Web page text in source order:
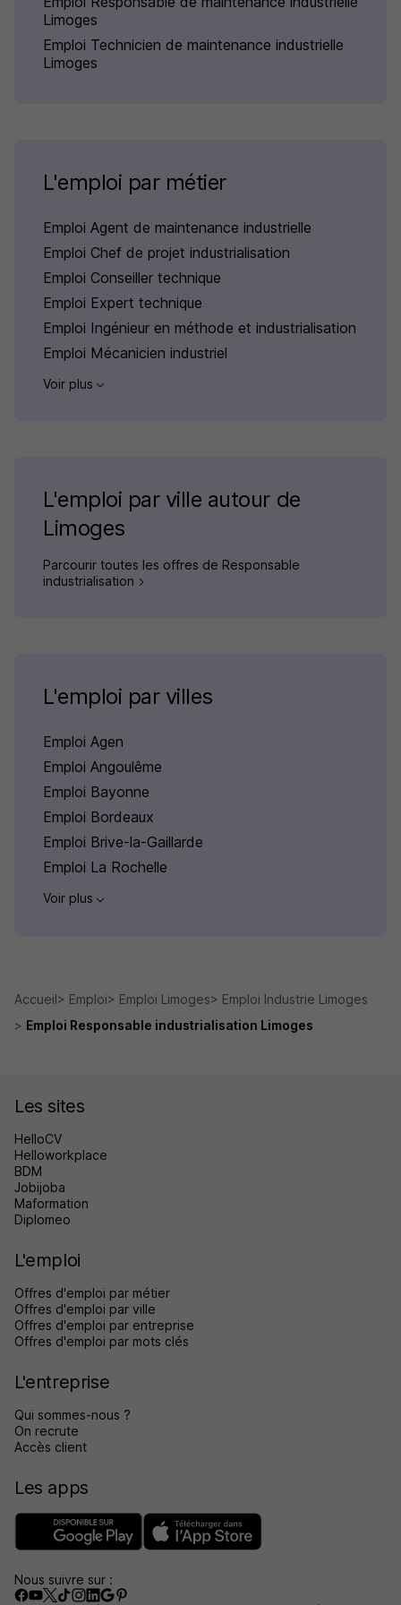
Limoges
Emploi Technicien de maintenance industrielle
Limoges
L'emploi par métier
Emploi Agent de maintenance industrielle
Emploi Chef de projet industrialisation
Emploi Conseiller technique
Emploi Expert technique
Emploi Ingénieur en méthode et industrialisation
Emploi Mécanicien industriel
Voir plus
L'emploi par ville autour de
Limoges
Parcourir toutes les offres de Responsable
industrialisation
L'emploi par villes
Emploi Agen
Emploi Angoulême
Emploi Bayonne
Emploi Bordeaux
Emploi Brive-la-Gaillarde
Emploi La Rochelle
Voir plus
Accueil Emploi Emploi Limoges
Emploi Industrie Limoges
Emploi Responsable industrialisation Limoges
Les sites
HelloCV
Helloworkplace
BDM
Jobijoba
Maformation
Diplomeo
L'emploi
Offres d'emploi par métier
Offres d'emploi par ville
Offres d'emploi par entreprise
Offres d'emploi par mots clés
L'entreprise
Qui sommes-nous ?
On recrute
Accès client
Les apps
Nous suivre sur :